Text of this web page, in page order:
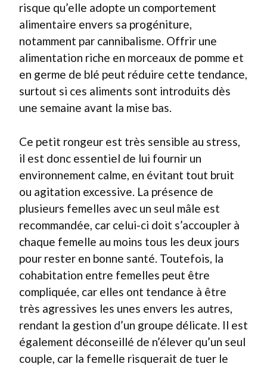
risque qu’elle adopte un comportement
alimentaire envers sa progéniture,
notamment par cannibalisme. Offrir une
alimentation riche en morceaux de pomme et
en germe de blé peut réduire cette tendance,
surtout si ces aliments sont introduits dès
une semaine avant la mise bas.
Ce petit rongeur est très sensible au stress,
il est donc essentiel de lui fournir un
environnement calme, en évitant tout bruit
ou agitation excessive. La présence de
plusieurs femelles avec un seul mâle est
recommandée, car celui-ci doit s’accoupler à
chaque femelle au moins tous les deux jours
pour rester en bonne santé. Toutefois, la
cohabitation entre femelles peut être
compliquée, car elles ont tendance à être
très agressives les unes envers les autres,
rendant la gestion d’un groupe délicate. Il est
également déconseillé de n’élever qu’un seul
couple, car la femelle risquerait de tuer le